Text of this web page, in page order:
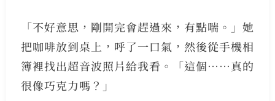
「不好意思，剛開完會趕過來，有點喘。」她
把咖啡放到桌上，呼了一口氣，然後從手機相
簿裡找出超音波照片給我看。「這個……真的
很像巧克力嗎？」